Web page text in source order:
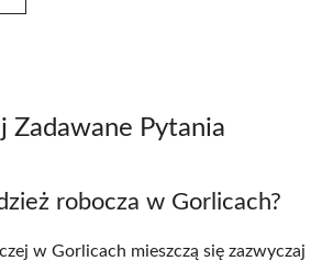
Zadawane Pytania
robocza w Gorlicach?
w Gorlicach mieszczą się zazwyczaj